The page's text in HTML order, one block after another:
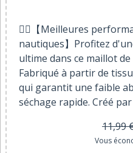
🏊‍♂️【Meilleures
nautiques】Profitez
ultime dans ce maillot
Fabriqué à partir de
qui garantit une faible
séchage rapide. Créé par
11,99
Vous